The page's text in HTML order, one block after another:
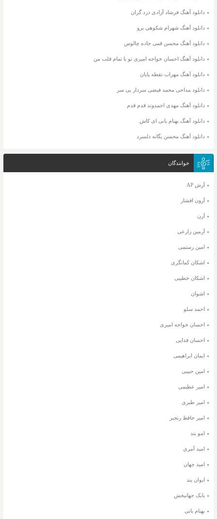
دانلود آهنگ فرشاد آزادی درد گران
دانلود آهنگ شهرام شکوهی برو
دانلود آهنگ محسن قمی جاده چالوس
دانلود آهنگ احسان خواجه امیری تو با تمام قلب من
دانلود آهنگ مهراب نقطه پایان
دانلود مداحی محمد فیضی سردار بی سر
دانلود آهنگ مهدی احمدوند قدم قدم
دانلود آهنگ بهنام بانی ای کاش
دانلود آهنگ محسن یگانه دلسرد
خوانندگان
آرش AP
آرون افشار
آرن
آرمین زارعی
امین رستمی
اشکان کمانگری
اشکان خطیبی
اشوان
احمد سلو
احسان خواجه امیری
احسان فدایی
ایمان ابراهیمی
امین حبیبی
امیر عظیمی
امیر طبری
امیر حافظ رنجبر
امو بند
امید آمری
امید جهان
ایوان بند
بابک جهانبخش
بهنام بانی